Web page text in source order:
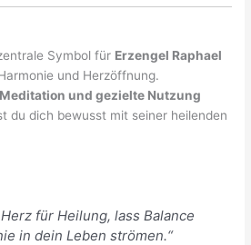
Symbol für Erzengel Raphael
und Herzöffnung.
und gezielte Nutzung
du dich bewusst mit seiner heilenden
für Heilung, lass Balance
in dein Leben strömen.“